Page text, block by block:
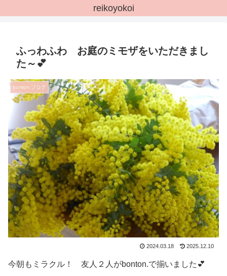
reikoyokoi
ふっわふわ お庭のミモザをいただきまし
た～💕
bonton.ブログ
2024.03.18 2025.12.10
今朝もミラクル！ 友人２人がbonton.で揃いました💕